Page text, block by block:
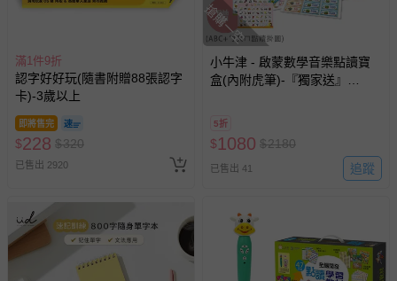
滿1件9折
認字好好玩(隨書附贈88張認字
卡)-3歲以上
即將售完
$228 $320
已售出 2920
搶購一空
小牛津 - 啟蒙數學音樂點讀寶
盒(內附虎筆)-『獨家送』
5折
$1080 $2180
已售出 41 追蹤